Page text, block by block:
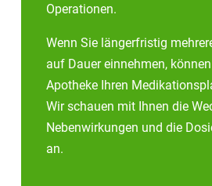
Operationen.
Wenn Sie längerfristig
auf Dauer einnehmen,
Apotheke Ihren
Wir schauen mit Ihnen die
Nebenwirkungen und die
an.